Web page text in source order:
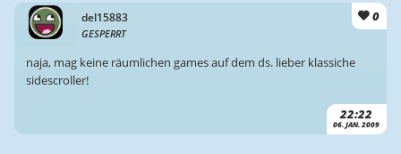
del15883
GESPERRT
0
22:22
06. JAN. 2009
naja, mag keine räumlichen games auf dem ds. lieber klassiche
sidescroller!